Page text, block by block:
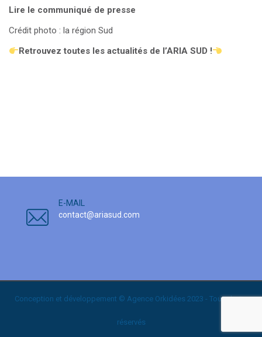
Lire le communiqué de presse
Crédit photo : la région Sud
Retrouvez toutes les actualités de l’ARIA SUD !
E-MAIL
contact@ariasud.com
Conception et développement © Agence Orkidées 2023 - Tous droits
réservés